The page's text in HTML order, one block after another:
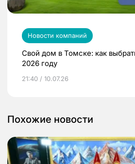
Новости компаний
Свой дом в Томске: как
2026 году
21:40 / 10.07.26
Похожие новости